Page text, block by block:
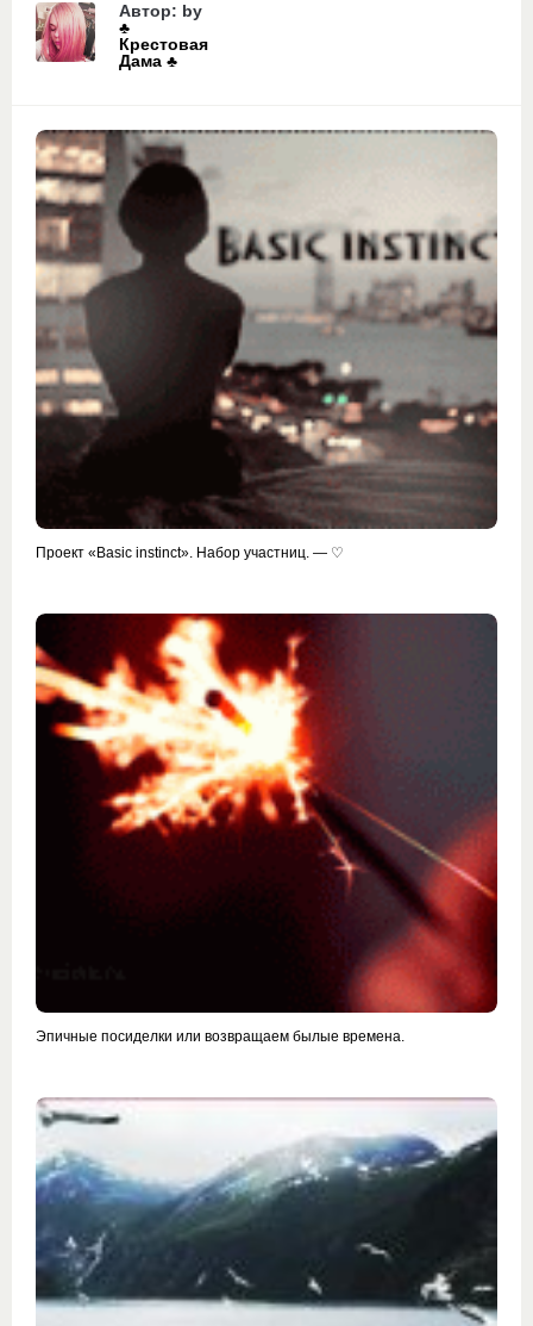
Автор: by
♣️
Крестовая
Дама ♣️
Проект «Basic instinct». Набор участниц. — ♡
Эпичные посиделки или возвращаем былые времена.